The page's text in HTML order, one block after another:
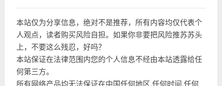
本站仅为分享信息，绝对不是推荐，所有内容均仅代表个
人观点，读者购买风险自担。如果你非要把风险推苏苏头
上，不要这么残忍，好吗？
本站保证在法律范围内您的个人信息不经由本站透露给任
何第三方。
所有网络产品均无法保证在中国任何地区,任何时间,任何